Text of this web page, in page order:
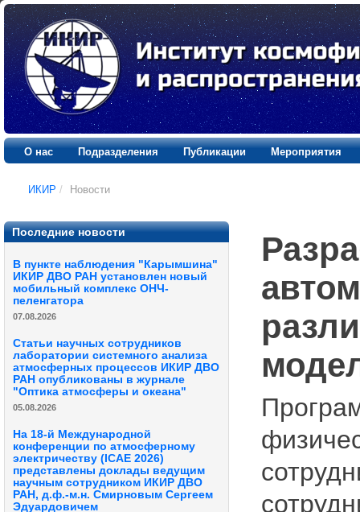
О нас Подразделения Публикации Мероприятия
ИКИР / Новости
Последние новости
В пункте наблюдения "Карымшина"
ИКИР ДВО РАН установлен новый
мобильный комплекс ОНЧ-
пеленгатора
07.08.2026
Статьи научных сотрудников
лаборатории системного анализа
атмосферных процессов ИКИР ДВО
РАН опубликованы в журнале
"Оптика атмосферы и океана"
05.08.2026
На 18-й Международной
конференции по атмосферному
электричеству (ICAE 2026)
представлены доклады ведущим
научным сотрудником ИКИР ДВО
РАН, д.ф.-м.н. Смирновым Сергеем
Эдуардовичем